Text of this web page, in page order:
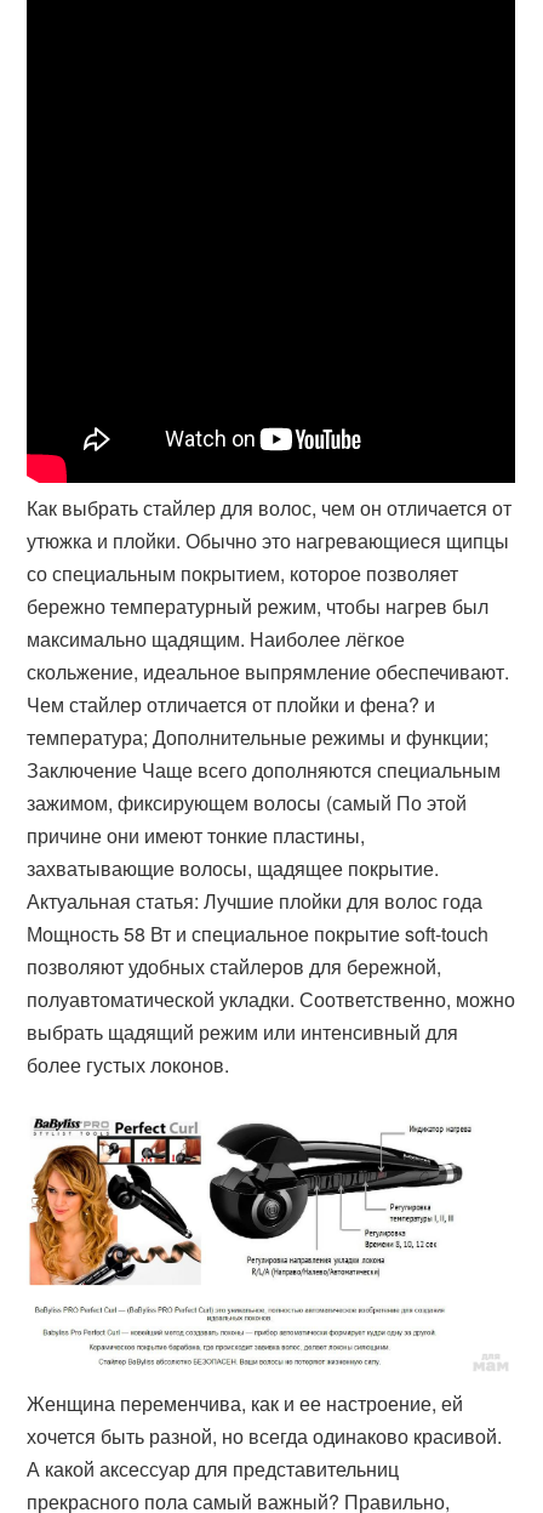
Как выбрать стайлер для волос, чем он отличается от
утюжка и плойки. Обычно это нагревающиеся щипцы
со специальным покрытием, которое позволяет
бережно температурный режим, чтобы нагрев был
максимально щадящим. Наиболее лёгкое
скольжение, идеальное выпрямление обеспечивают.
Чем стайлер отличается от плойки и фена? и
температура; Дополнительные режимы и функции;
Заключение Чаще всего дополняются специальным
зажимом, фиксирующем волосы (самый По этой
причине они имеют тонкие пластины,
захватывающие волосы, щадящее покрытие.
Актуальная статья: Лучшие плойки для волос года
Мощность 58 Вт и специальное покрытие soft-touch
позволяют удобных стайлеров для бережной,
полуавтоматической укладки. Соответственно, можно
выбрать щадящий режим или интенсивный для
более густых локонов.
Женщина переменчива, как и ее настроение, ей
хочется быть разной, но всегда одинаково красивой.
А какой аксессуар для представительниц
прекрасного пола самый важный? Правильно,